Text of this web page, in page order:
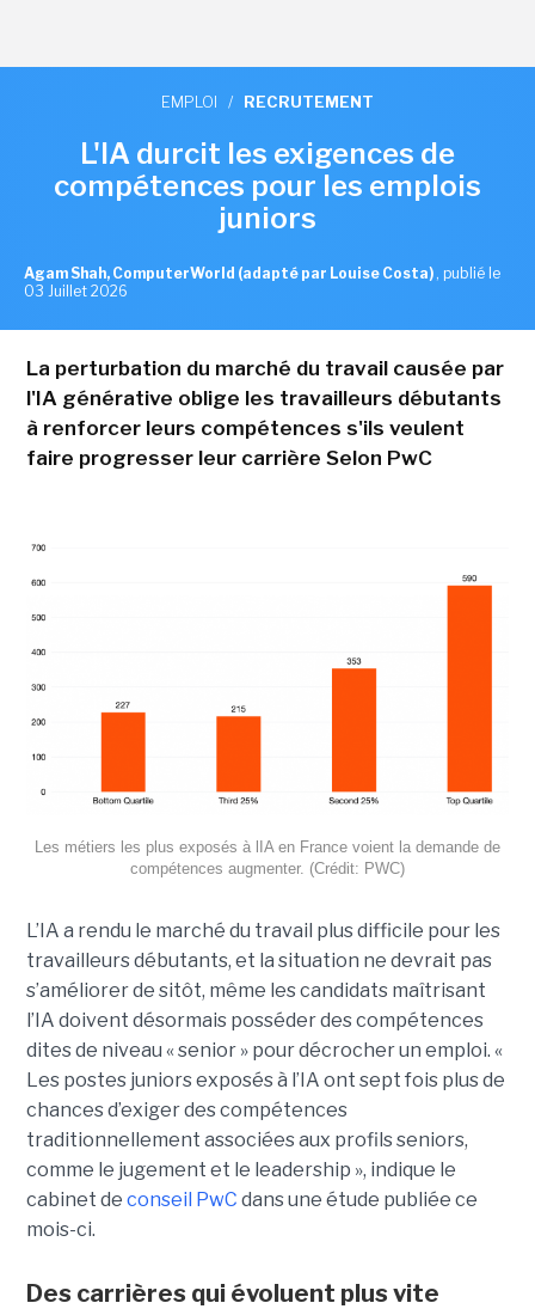
EMPLOI / RECRUTEMENT
L'IA durcit les exigences de
compétences pour les emplois
juniors
Agam Shah, ComputerWorld (adapté par Louise Costa) , publié le
03 Juillet 2026
La perturbation du marché du travail causée par
l'IA générative oblige les travailleurs débutants
à renforcer leurs compétences s'ils veulent
faire progresser leur carrière Selon PwC
Les métiers les plus exposés à lIA en France voient la demande de
compétences augmenter. (Crédit: PWC)
L’IA a rendu le marché du travail plus difficile pour les
travailleurs débutants, et la situation ne devrait pas
s’améliorer de sitôt, même les candidats maîtrisant
l’IA doivent désormais posséder des compétences
dites de niveau « senior » pour décrocher un emploi. «
Les postes juniors exposés à l’IA ont sept fois plus de
chances d’exiger des compétences
traditionnellement associées aux profils seniors,
comme le jugement et le leadership », indique le
cabinet de conseil PwC dans une étude publiée ce
mois-ci.
Des carrières qui évoluent plus vite